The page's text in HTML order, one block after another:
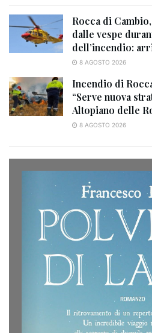
Rocca di
dalle vespe
dell’incendio:
8 AGOSTO 2026
Incendio di
“Serve nuova
Altopiano delle
8 AGOSTO 2026